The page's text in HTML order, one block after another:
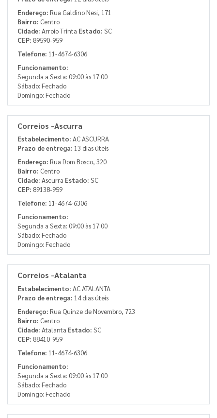
Endereço: Rua Galdino Nesi, 171
Bairro: Centro
Cidade: Arroio Trinta Estado: SC
CEP: 89590-959
Telefone: 11-4674-6306
Funcionamento:
Segunda a Sexta: 09:00 às 17:00
Sábado: Fechado
Domingo: Fechado
Correios -Ascurra
Estabelecimento: AC ASCURRA
Prazo de entrega: 13 dias úteis
Endereço: Rua Dom Bosco, 320
Bairro: Centro
Cidade: Ascurra Estado: SC
CEP: 89138-959
Telefone: 11-4674-6306
Funcionamento:
Segunda a Sexta: 09:00 às 17:00
Sábado: Fechado
Domingo: Fechado
Correios -Atalanta
Estabelecimento: AC ATALANTA
Prazo de entrega: 14 dias úteis
Endereço: Rua Quinze de Novembro, 723
Bairro: Centro
Cidade: Atalanta Estado: SC
CEP: 88410-959
Telefone: 11-4674-6306
Funcionamento:
Segunda a Sexta: 09:00 às 17:00
Sábado: Fechado
Domingo: Fechado